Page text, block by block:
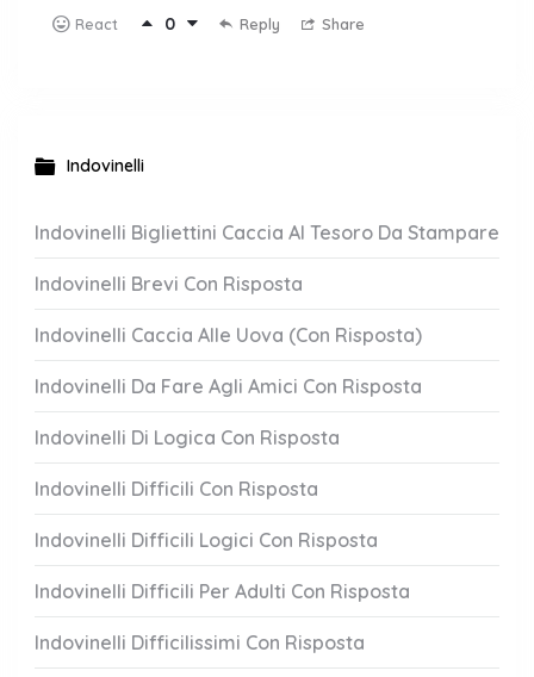
React 0 Reply Share
Indovinelli
Indovinelli Bigliettini Caccia Al Tesoro Da Stampare
Indovinelli Brevi Con Risposta
Indovinelli Caccia Alle Uova (Con Risposta)
Indovinelli Da Fare Agli Amici Con Risposta
Indovinelli Di Logica Con Risposta
Indovinelli Difficili Con Risposta
Indovinelli Difficili Logici Con Risposta
Indovinelli Difficili Per Adulti Con Risposta
Indovinelli Difficilissimi Con Risposta